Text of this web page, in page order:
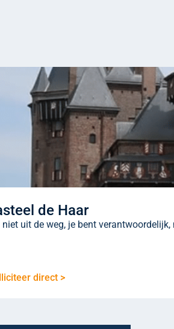
de Haar
uit de weg, je bent
direct >